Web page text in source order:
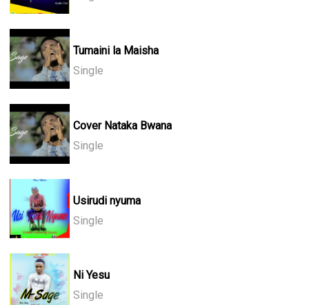
Tumaini la Maisha
Single
Cover Nataka Bwana
Single
Usirudi nyuma
Single
Ni Yesu
Single